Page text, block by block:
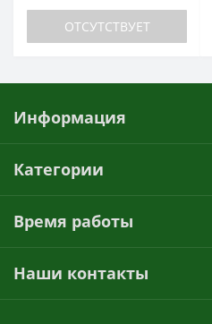
ОТСУТСТВУЕТ
Информация
Категории
Время работы
Наши контакты